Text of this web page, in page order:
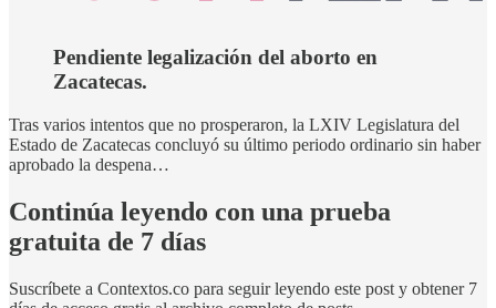
Pendiente legalización del aborto en
Zacatecas.
Tras varios intentos que no prosperaron, la LXIV Legislatura del
Estado de Zacatecas concluyó su último periodo ordinario sin haber
aprobado la despena…
Continúa leyendo con una prueba
gratuita de 7 días
Suscríbete a Contextos.co para seguir leyendo este post y obtener 7